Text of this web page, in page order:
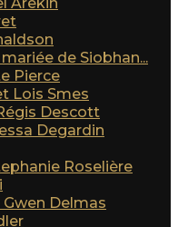
de Siobhan...
Pierce
Lois Smes
Descott
Degardin
Roselière
Gwen Delmas